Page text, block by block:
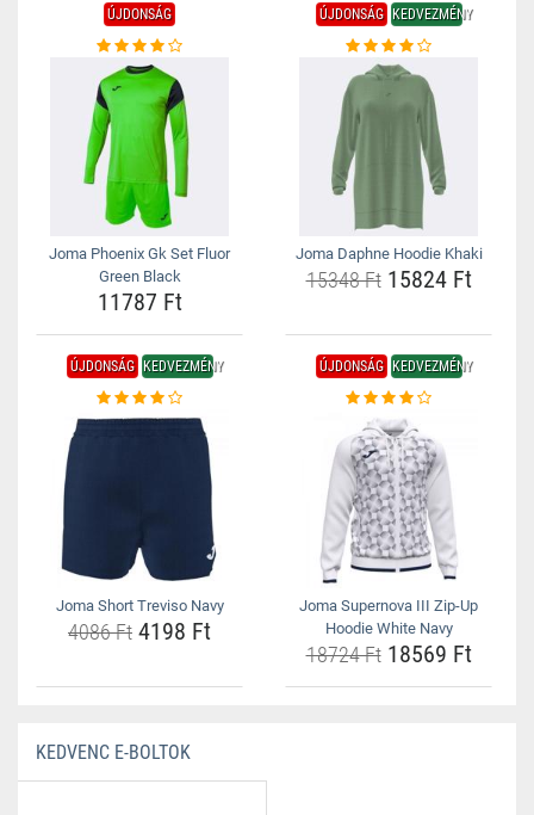
ÚJDONSÁG
Joma Phoenix Gk Set Fluor
Green Black
11787 Ft
ÚJDONSÁG KEDVEZMÉNY
Joma Daphne Hoodie Khaki
15348 Ft15824 Ft
ÚJDONSÁG KEDVEZMÉNY
Joma Short Treviso Navy
4086 Ft 4198 Ft
ÚJDONSÁG KEDVEZMÉNY
Joma Supernova III Zip-Up
Hoodie White Navy
18724 Ft18569 Ft
KEDVENC E-BOLTOK